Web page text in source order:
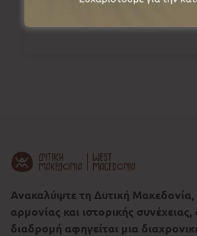
Ανακαλύψτε τη Δυτική
αρμονίας και ιστορικής
διαδρομή αφηγείται μια